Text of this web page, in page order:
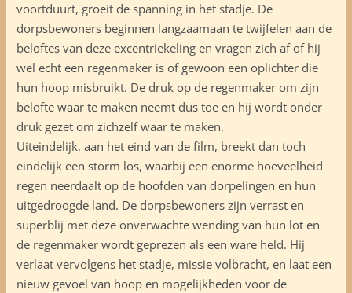
voortduurt, groeit de spanning in het stadje. De
dorpsbewoners beginnen langzaamaan te twijfelen aan de
beloftes van deze excentriekeling en vragen zich af of hij
wel echt een regenmaker is of gewoon een oplichter die
hun hoop misbruikt. De druk op de regenmaker om zijn
belofte waar te maken neemt dus toe en hij wordt onder
druk gezet om zichzelf waar te maken.
Uiteindelijk, aan het eind van de film, breekt dan toch
eindelijk een storm los, waarbij een enorme hoeveelheid
regen neerdaalt op de hoofden van dorpelingen en hun
uitgedroogde land. De dorpsbewoners zijn verrast en
superblij met deze onverwachte wending van hun lot en
de regenmaker wordt geprezen als een ware held. Hij
verlaat vervolgens het stadje, missie volbracht, en laat een
nieuw gevoel van hoop en mogelijkheden voor de